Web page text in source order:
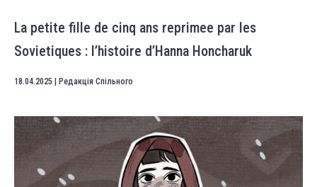
La petite fille de cinq ans reprimee par les
Sovietiques : l’histoire d’Hanna Honcharuk
18.04.2025 Редакція Спільного